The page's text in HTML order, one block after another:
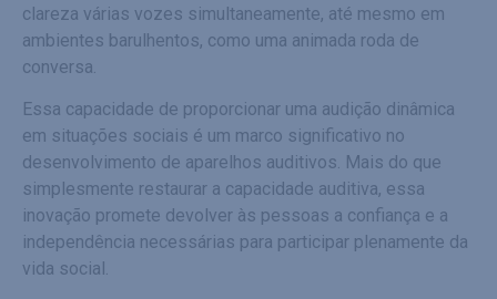
clareza várias vozes simultaneamente, até mesmo em
ambientes barulhentos, como uma animada roda de
conversa.
Essa capacidade de proporcionar uma audição dinâmica
em situações sociais é um marco significativo no
desenvolvimento de aparelhos auditivos. Mais do que
simplesmente restaurar a capacidade auditiva, essa
inovação promete devolver às pessoas a confiança e a
independência necessárias para participar plenamente da
vida social.